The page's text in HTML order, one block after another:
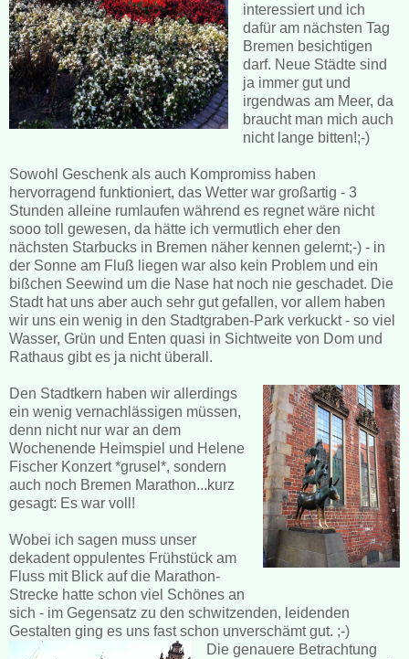
interessiert und ich
dafür am nächsten Tag
Bremen besichtigen
darf. Neue Städte sind
ja immer gut und
irgendwas am Meer, da
braucht man mich auch
nicht lange bitten!;-)
Sowohl Geschenk als auch Kompromiss haben
hervorragend funktioniert, das Wetter war großartig - 3
Stunden alleine rumlaufen während es regnet wäre nicht
sooo toll gewesen, da hätte ich vermutlich eher den
nächsten Starbucks in Bremen näher kennen gelernt;-) - in
der Sonne am Fluß liegen war also kein Problem und ein
bißchen Seewind um die Nase hat noch nie geschadet. Die
Stadt hat uns aber auch sehr gut gefallen, vor allem haben
wir uns ein wenig in den Stadtgraben-Park verkuckt - so viel
Wasser, Grün und Enten quasi in Sichtweite von Dom und
Rathaus gibt es ja nicht überall.
Den Stadtkern haben wir allerdings
ein wenig vernachlässigen müssen,
denn nicht nur war an dem
Wochenende Heimspiel und Helene
Fischer Konzert *grusel*, sondern
auch noch Bremen Marathon...kurz
gesagt: Es war voll!
Wobei ich sagen muss unser
dekadent oppulentes Frühstück am
Fluss mit Blick auf die Marathon-
Strecke hatte schon viel Schönes an
sich - im Gegensatz zu den schwitzenden, leidenden
Gestalten ging es uns fast schon unverschämt gut. ;-)
Die genauere Betrachtung